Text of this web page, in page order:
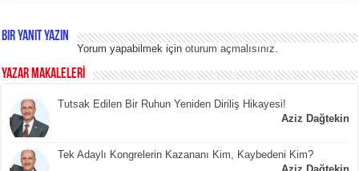
Bir yanıt yazın
Yorum yapabilmek içinoturum açmalısınız
YAZAR MAKALELERİ
Tutsak Edilen Bir Ruhun Yeniden Diriliş Hikayesi!
Aziz Dağtekin
Tek Adaylı Kongrelerin Kazananı Kim, Kaybedeni Kim?